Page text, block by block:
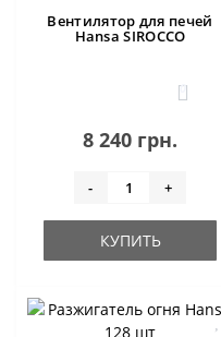
Вентилятор для печей
Hansa SIROCCO
0
8 240 грн.
- +
КУПИТЬ